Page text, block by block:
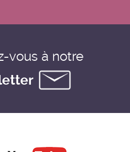
vous à notre